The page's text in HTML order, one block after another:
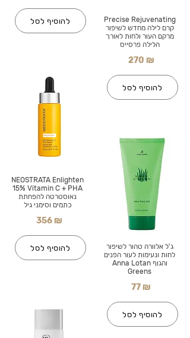
להוסיף לסל
NEOSTRATA Enlighten
15% Vitamin C + PHA
נאוסטרטה להפחתת
כתמים וסימני גיל
356 ₪
להוסיף לסל
Precise Rejuvenating
קרם לילה מחדש לשיפור
מרקם העור ולחות לאורך
הלילה פרסייס
270 ₪
להוסיף לסל
ג'ל אלוורה טהור לשיפור
לחות ונעימות לעור הפנים
והגוף Anna Lotan
Greens
77 ₪
להוסיף לסל